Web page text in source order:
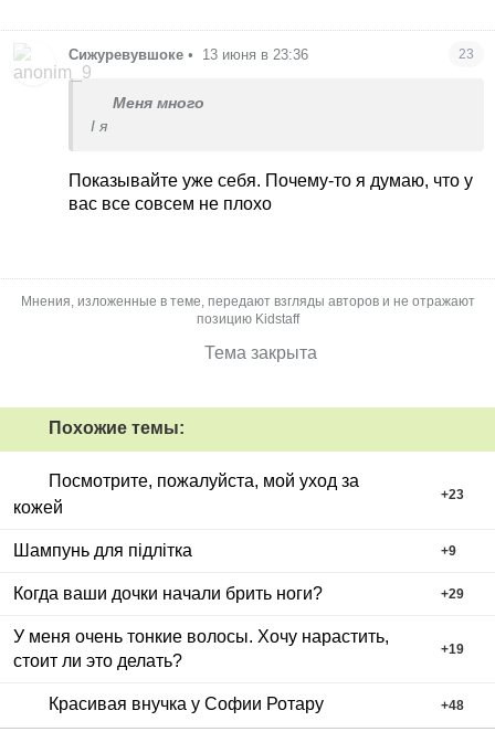
Сижуревувшоке • 13 июня в 23:36 23
Меня много
І я
Показывайте уже себя. Почему-то я думаю, что у
вас все совсем не плохо
Мнения, изложенные в теме, передают взгляды авторов и не отражают
позицию Kidstaff
Тема закрыта
Похожие темы:
Посмотрите, пожалуйста, мой уход за
кожей
+23
Шампунь для підлітка +9
Когда ваши дочки начали брить ноги? +29
У меня очень тонкие волосы. Хочу нарастить,
стоит ли это делать?
+19
Красивая внучка у Софии Ротару +48